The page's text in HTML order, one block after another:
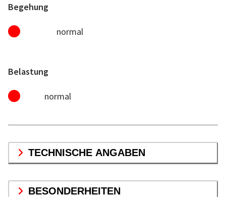
Begehung
normal
Belastung
normal
TECHNISCHE ANGABEN
BESONDERHEITEN